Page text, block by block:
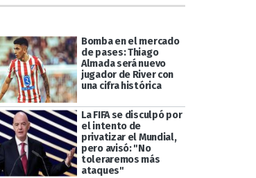
Bomba en el mercado
de pases: Thiago
Almada será nuevo
jugador de River con
una cifra histórica
La FIFA se disculpó por
el intento de
privatizar el Mundial,
pero avisó: "No
toleraremos más
ataques"